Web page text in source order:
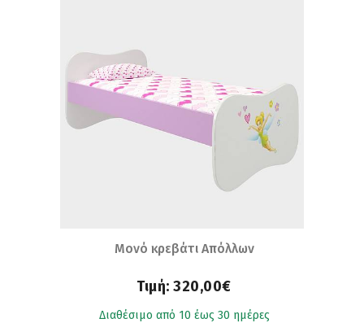
Μονό κρεβάτι Απόλλων
Τιμή:320,00€
Διαθέσιμο από 10 έως 30 ημέρες